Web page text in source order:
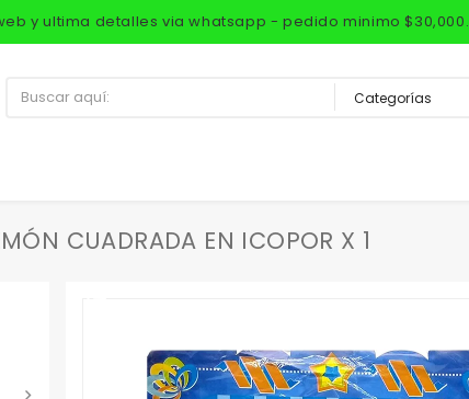
y ultima detalles via whatsapp - pedido minimo $30,000.
CUADRADA EN ICOPOR X 1